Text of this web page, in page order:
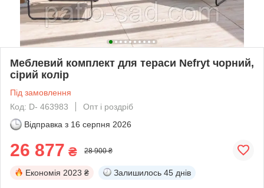
Меблевий комплект для тераси Nefryt чорний,
сірий колір
Під замовлення
Код: D- 463983
Опт і роздріб
Відправка з 16 серпня 2026
26 877 ₴ 28 900 ₴
Економія 2023 ₴ Залишилось 45 днів